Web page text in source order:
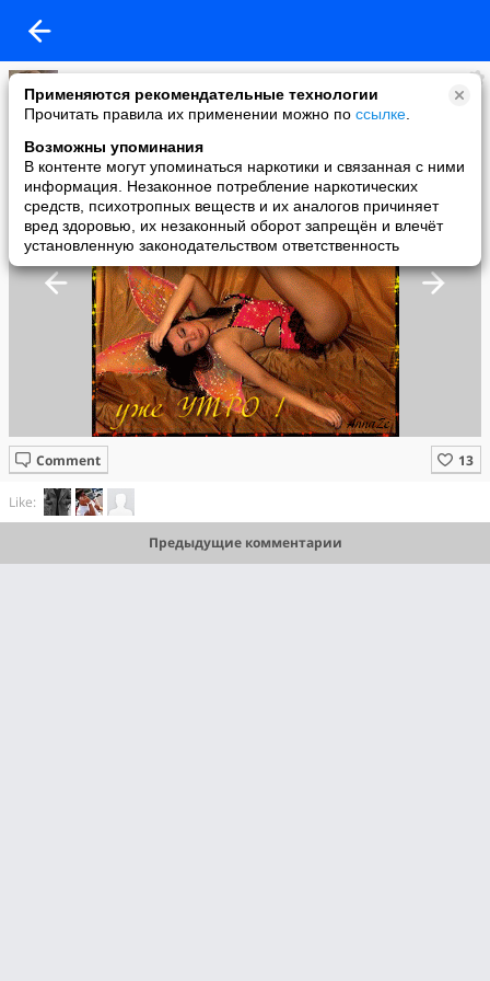
Применяются рекомендательные технологии
Прочитать правила их применении можно по ссылке
Возможны упоминания
В контенте могут упоминаться наркотики и связанная с ними
информация. Незаконное потребление наркотических
средств, психотропных веществ и их аналогов причиняет
вред здоровью, их незаконный оборот запрещён и влечёт
установленную законодательством ответственность
Татьяна Кашина
added a photo
05 May в 01:00
Comment
Like:
Предыдущие комментарии